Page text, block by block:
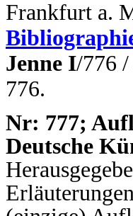
Frankfurt a.
Jenne I/776 /
776.
Nr: 777;
Deutsche